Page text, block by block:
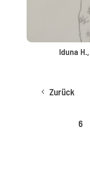
Iduna
4 Zurück
6